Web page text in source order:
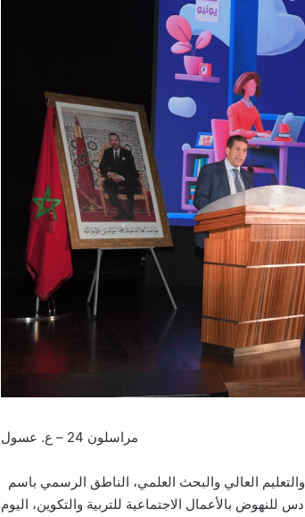
مراسلون 24 – ع. عسول
بالأعمال الاجتماعية للتربية والتكوين، اليوم